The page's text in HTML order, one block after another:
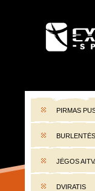
PIRMAS
BURLENTĖS
JĖGOS
DVIRATIS